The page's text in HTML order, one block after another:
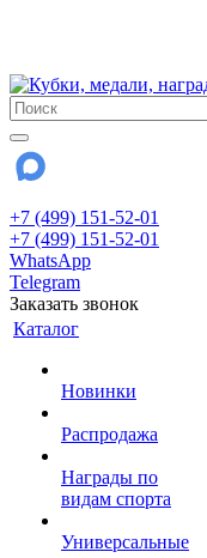
+7 (499) 151-52-01
+7 (499) 151-52-01
WhatsApp
Telegram
Заказать звонок
Каталог
Новинки
Распродажа
Награды по
видам спорта
Универсальные